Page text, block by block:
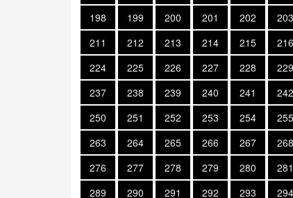
198
199 200 201 202 203
211
212 213 214 215 216
224
225 226 227 228 229
237
238 239 240 241 242
250
251 252 253 254 255
263
264 265 266 267 268
276
277 278 279 280 281
289
290 291 292 293 294